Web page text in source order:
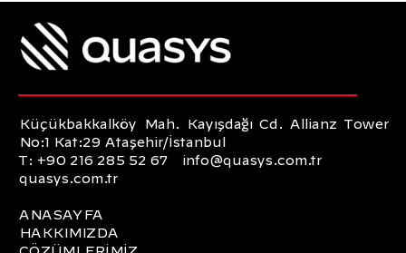
Küçükbakkalköy Mah. Kayışdağı Cd. Allianz Tower
No:1 Kat:29 Ataşehir/İstanbul
T: +90 216 285 52 67
info@quasys.com.tr
quasys.com.tr
ANASAYFA
HAKKIMIZDA